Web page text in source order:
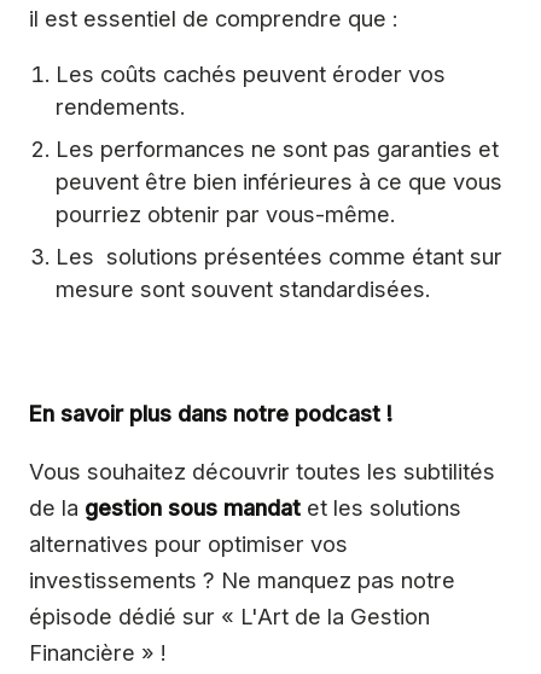
il est essentiel de comprendre que :
Les coûts cachés peuvent éroder vos
rendements.
Les performances ne sont pas garanties et
peuvent être bien inférieures à ce que vous
pourriez obtenir par vous-même.
Les solutions présentées comme étant sur
mesure sont souvent standardisées.
En savoir plus dans notre podcast !
Vous souhaitez découvrir toutes les subtilités
de la gestion sous mandat et les solutions
alternatives pour optimiser vos
investissements ? Ne manquez pas notre
épisode dédié sur « L'Art de la Gestion
Financière » !